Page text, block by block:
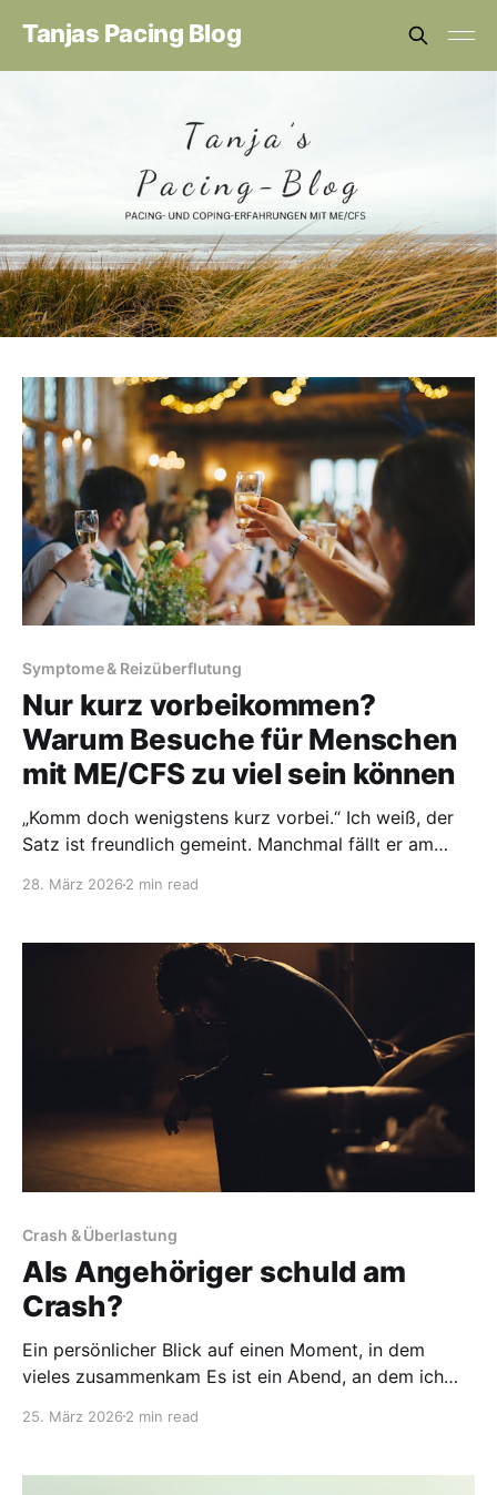
Tanjas Pacing Blog
Symptome & Reizüberflutung
Nur kurz vorbeikommen?
Warum Besuche für Menschen
mit ME/CFS zu viel sein können
„Komm doch wenigstens kurz vorbei.“ Ich weiß, der
Satz ist freundlich gemeint. Manchmal fällt er am
Geburtstage. Familienfeiern. Hochzeiten im
Freundeskreis. „Wir feiern nicht
28. März 2026 2 min read
Crash & Überlastung
Als Angehöriger schuld am
Crash?
Ein persönlicher Blick auf einen Moment, in dem
vieles zusammenkam Es ist ein Abend, an dem ich
aufgrund eines Crashes bereits im Bett. Sie hatte den
Sessel zu sitzen und niemanden zu sehen oder
25. März 2026 2 min read